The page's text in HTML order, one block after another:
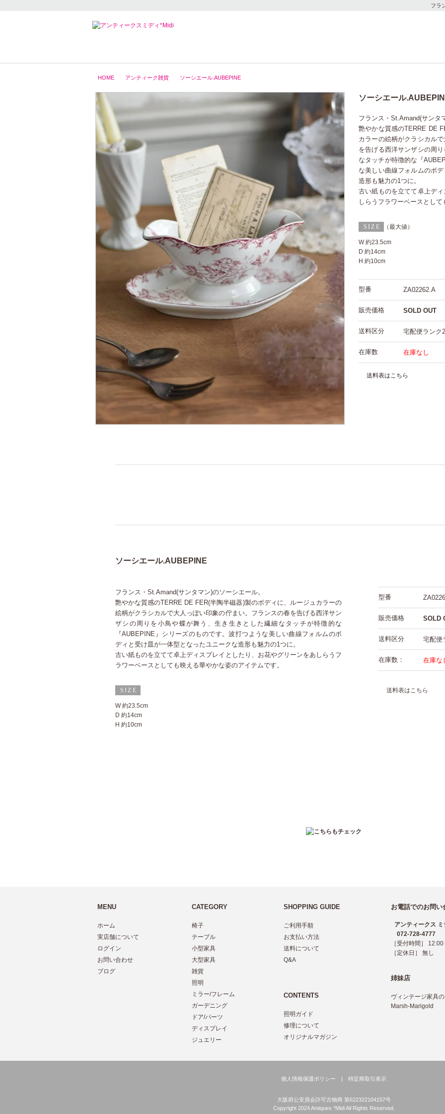
フラ
HOME アンティーク雑貨 ソーシエール.AUBEPINE
ソーシエール
フランス・St.Amand(サンタ
艶やかな質感のTERRE DE
カラーの絵柄がクラシカル
を告げる西洋サンザシの周
なタッチが特徴的な『
な美しい曲線フォルムのボ
造形も魅力の1つに。
古い紙ものを立てて卓上デ
しらうフラワーベースとして
W 約23.5cm
D 約14cm
H 約10cm
（最大値）
型番 ZA02262.A
販売価格 SOLD OUT
送料区分 宅配便ランク2
在庫数 在庫なし
送料表はこちら
ソーシエール.AUBEPINE
フランス・St.Amand(サンタマン)のソーシエール。
艶やかな質感のTERRE DE FER(半陶半磁器)製のボディに、ルージュカラーの
絵柄がクラシカルで大人っぽい印象の佇まい。フランスの春を告げる西洋サン
ザシの周りを小鳥や蝶が舞う、生き生きとした繊細なタッチが特徴的な
『AUBEPINE』シリーズのものです。波打つような美しい曲線フォルムのボ
ディと受け皿が一体型となったユニークな造形も魅力の1つに。
古い紙ものを立てて卓上ディスプレイとしたり、お花やグリーンをあしらうフ
ラワーベースとしても映える華やかな姿のアイテムです。
W 約23.5cm
D 約14cm
H 約10cm
型番
販売価格 SOLD
送料区分 宅配便
在庫数： 在庫な
送料表はこちら
MENU
ホーム
実店舗について
ログイン
お問い合わせ
ブログ
CATEGORY
椅子
テーブル
小型家具
大型家具
雑貨
照明
ミラー/フレーム
ガーデニング
ドア/パーツ
ディスプレイ
ジュエリー
SHOPPING GUIDE
ご利用手順
お支払い方法
送料について
Q&A
CONTENTS
照明ガイド
修理について
オリジナルマガジン
お電話でのお問い
アンティークス ミ
072-728-4777
［受付時間］
［定休日］ 無し
姉妹店
ヴィンテージ家具
Marsh-Marigold
個人情報保護ポリシー | 特定商取引表示
大阪府公安員会許可古物商 第622322104157号
Copyright 2024 Antiques *Midi All Rights Reserved.